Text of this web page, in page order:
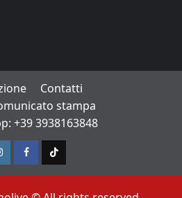
Contatti
stampa
+39 3938163848
Facebook
TikTok